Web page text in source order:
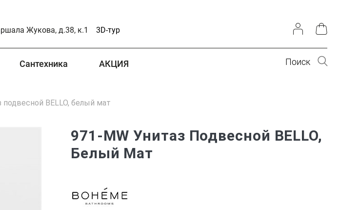
Жукова, д.38, к.1 3D-тур
Сантехника АКЦИЯ Поиск
подвесной BELLO, белый мат
971-MW Унитаз Подвесной BELLO,
Белый Мат